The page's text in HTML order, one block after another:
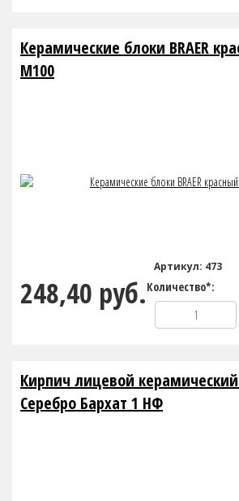
Керамические блоки BRAER
М100
Артикул: 473
248,40 руб.Количество*:
Кирпич лицевой
Серебро Бархат 1 НФ